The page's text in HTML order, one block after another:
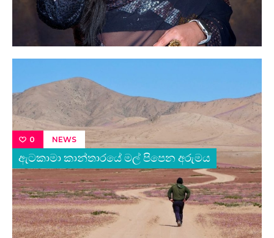
0 NEWS
ඇටකාමා කාන්තාරයේ මල් පිපෙන අරුමය